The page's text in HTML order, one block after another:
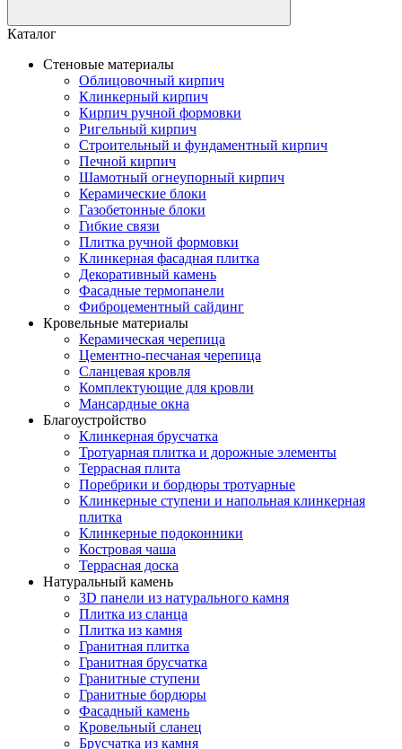
Каталог
Стеновые материалы
Облицовочный кирпич
Клинкерный кирпич
Кирпич ручной формовки
Ригельный кирпич
Строительный и фундаментный кирпич
Печной кирпич
Шамотный огнеупорный кирпич
Керамические блоки
Газобетонные блоки
Гибкие связи
Плитка ручной формовки
Клинкерная фасадная плитка
Декоративный камень
Фасадные термопанели
Фиброцементный сайдинг
Кровельные материалы
Керамическая черепица
Цементно-песчаная черепица
Сланцевая кровля
Комплектующие для кровли
Мансардные окна
Благоустройство
Клинкерная брусчатка
Тротуарная плитка и дорожные элементы
Террасная плита
Поребрики и бордюры тротуарные
Клинкерные ступени и напольная клинкерная
плитка
Клинкерные подоконники
Костровая чаша
Террасная доска
Натуральный камень
3D панели из натурального камня
Плитка из сланца
Плитка из камня
Гранитная плитка
Гранитная брусчатка
Гранитные ступени
Гранитные бордюры
Фасадный камень
Кровельный сланец
Брусчатка из камня